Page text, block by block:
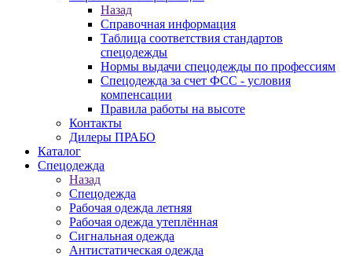
Назад
Справочная информация
Таблица соответствия стандартов
спецодежды
Нормы выдачи спецодежды по профессиям
Спецодежда за счет ФСС - условия
компенсации
Правила работы на высоте
Контакты
Дилеры ПРАБО
Каталог
Спецодежда
Назад
Спецодежда
Рабочая одежда летняя
Рабочая одежда утеплённая
Сигнальная одежда
Антистатическая одежда